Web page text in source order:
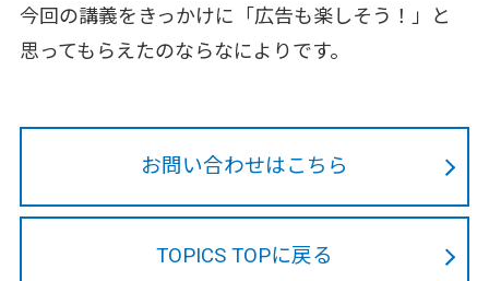
今回の講義をきっかけに「広告も楽しそう！」と
思ってもらえたのならなによりです。
お問い合わせはこちら
TOPICS TOPに戻る